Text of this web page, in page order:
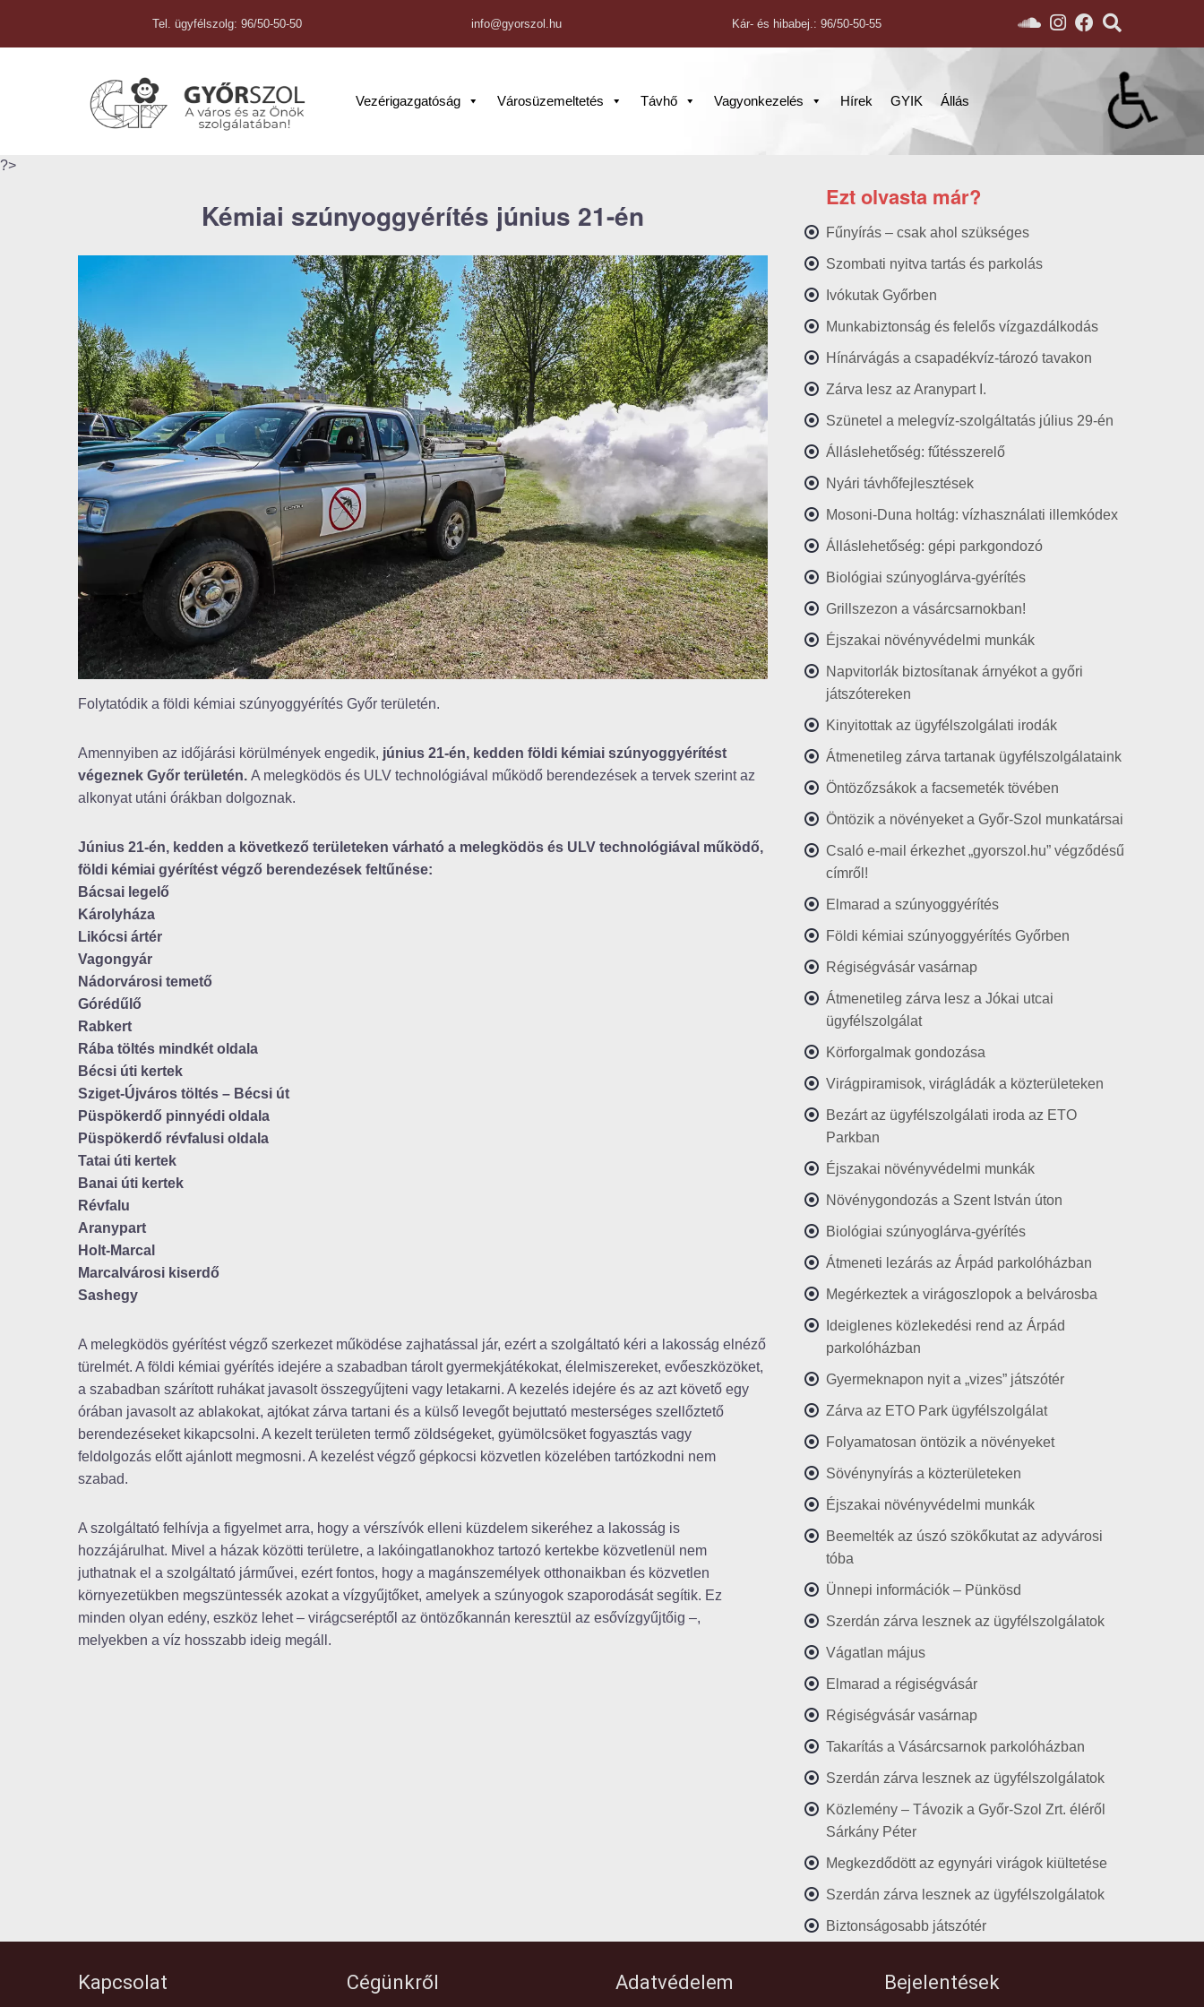
Tel. ügyfélszolg: 96/50-50-50 info@gyorszol.hu Kár- és hibabej.: 96/50-50-55
Vezérigazgatóság Városüzemeltetés Távhő Vagyonkezelés Hírek GYIK Állás
?>
Kémiai szúnyoggyérítés június 21-én
Folytatódik a földi kémiai szúnyoggyérítés Győr területén.
Amennyiben az időjárási körülmények engedik, június 21-én, kedden földi kémiai szúnyoggyérítést
végeznek Győr területén. A melegködös és ULV technológiával működő berendezések a tervek szerint az
alkonyat utáni órákban dolgoznak.
Június 21-én, kedden a következő területeken várható a melegködös és ULV technológiával működő,
földi kémiai gyérítést végző berendezések feltűnése:
Bácsai legelő
Károlyháza
Likócsi ártér
Vagongyár
Nádorvárosi temető
Górédűlő
Rabkert
Rába töltés mindkét oldala
Bécsi úti kertek
Sziget-Újváros töltés – Bécsi út
Püspökerdő pinnyédi oldala
Püspökerdő révfalusi oldala
Tatai úti kertek
Banai úti kertek
Révfalu
Aranypart
Holt-Marcal
Marcalvárosi kiserdő
Sashegy
A melegködös gyérítést végző szerkezet működése zajhatással jár, ezért a szolgáltató kéri a lakosság elnéző
türelmét. A földi kémiai gyérítés idejére a szabadban tárolt gyermekjátékokat, élelmiszereket, evőeszközöket,
a szabadban szárított ruhákat javasolt összegyűjteni vagy letakarni. A kezelés idejére és az azt követő egy
órában javasolt az ablakokat, ajtókat zárva tartani és a külső levegőt bejuttató mesterséges szellőztető
berendezéseket kikapcsolni. A kezelt területen termő zöldségeket, gyümölcsöket fogyasztás vagy
feldolgozás előtt ajánlott megmosni. A kezelést végző gépkocsi közvetlen közelében tartózkodni nem
szabad.
A szolgáltató felhívja a figyelmet arra, hogy a vérszívók elleni küzdelem sikeréhez a lakosság is
hozzájárulhat. Mivel a házak közötti területre, a lakóingatlanokhoz tartozó kertekbe közvetlenül nem
juthatnak el a szolgáltató járművei, ezért fontos, hogy a magánszemélyek otthonaikban és közvetlen
környezetükben megszüntessék azokat a vízgyűjtőket, amelyek a szúnyogok szaporodását segítik. Ez
minden olyan edény, eszköz lehet – virágcseréptől az öntözőkannán keresztül az esővízgyűjtőig –,
melyekben a víz hosszabb ideig megáll.
Ezt olvasta már?
Fűnyírás – csak ahol szükséges
Szombati nyitva tartás és parkolás
Ivókutak Győrben
Munkabiztonság és felelős vízgazdálkodás
Hínárvágás a csapadékvíz-tározó tavakon
Zárva lesz az Aranypart I.
Szünetel a melegvíz-szolgáltatás július 29-én
Álláslehetőség: fűtésszerelő
Nyári távhőfejlesztések
Mosoni-Duna holtág: vízhasználati illemkódex
Álláslehetőség: gépi parkgondozó
Biológiai szúnyoglárva-gyérítés
Grillszezon a vásárcsarnokban!
Éjszakai növényvédelmi munkák
Napvitorlák biztosítanak árnyékot a győri
játszótereken
Kinyitottak az ügyfélszolgálati irodák
Átmenetileg zárva tartanak ügyfélszolgálataink
Öntözőzsákok a facsemeték tövében
Öntözik a növényeket a Győr-Szol munkatársai
Csaló e-mail érkezhet „gyorszol.hu” végződésű
címről!
Elmarad a szúnyoggyérítés
Földi kémiai szúnyoggyérítés Győrben
Régiségvásár vasárnap
Átmenetileg zárva lesz a Jókai utcai
ügyfélszolgálat
Körforgalmak gondozása
Virágpiramisok, virágládák a közterületeken
Bezárt az ügyfélszolgálati iroda az ETO
Parkban
Éjszakai növényvédelmi munkák
Növénygondozás a Szent István úton
Biológiai szúnyoglárva-gyérítés
Átmeneti lezárás az Árpád parkolóházban
Megérkeztek a virágoszlopok a belvárosba
Ideiglenes közlekedési rend az Árpád
parkolóházban
Gyermeknapon nyit a „vizes” játszótér
Zárva az ETO Park ügyfélszolgálat
Folyamatosan öntözik a növényeket
Sövénynyírás a közterületeken
Éjszakai növényvédelmi munkák
Beemelték az úszó szökőkutat az adyvárosi
tóba
Ünnepi információk – Pünkösd
Szerdán zárva lesznek az ügyfélszolgálatok
Vágatlan május
Elmarad a régiségvásár
Régiségvásár vasárnap
Takarítás a Vásárcsarnok parkolóházban
Szerdán zárva lesznek az ügyfélszolgálatok
Közlemény – Távozik a Győr-Szol Zrt. éléről
Sárkány Péter
Megkezdődött az egynyári virágok kiültetése
Szerdán zárva lesznek az ügyfélszolgálatok
Biztonságosabb játszótér
Kapcsolat Cégünkről Adatvédelem Bejelentések